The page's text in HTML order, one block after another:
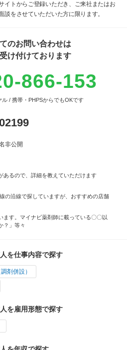
トからご登録いただき、ご来社またはお
をさせていただいた方に限ります。
のお問い合わせは
け付けております
866-153
/ 携帯・PHPSからでもOKです
非公開
あるので、詳細を教えていただけます
の沿線で探していますが、おすすめの店舗
ます。マイナビ薬剤師に載っている〇〇以
？」等々
を仕事内容で探す
剤併設）
を雇用形態で探す